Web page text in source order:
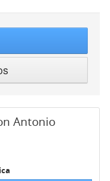
Antonio